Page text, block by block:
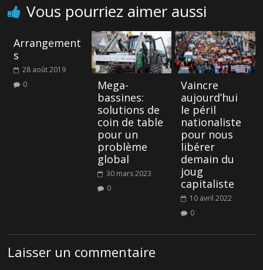
Vous pourriez aimer aussi
Arrangement
s
28 août 2019
0
Mega-
bassines:
solutions de
coin de table
pour un
problème
global
30 mars 2023
0
Vaincre
aujourd’hui
le péril
nationaliste
pour nous
libérer
demain du
joug
capitaliste
10 avril 2022
0
Laisser un commentaire